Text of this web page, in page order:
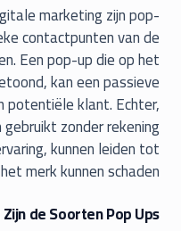
marketing zijn pop-
contactpunten van de
Een pop-up die op het
kan een passieve
potentiële klant. Echter,
zonder rekening
kunnen leiden tot
merk kunnen schaden.
de Soorten Pop Ups?